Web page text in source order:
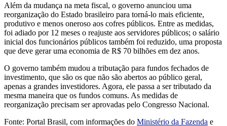
Além da mudança na meta fiscal, o governo anunciou uma
reorganização do Estado brasileiro para torná-lo mais eficiente,
produtivo e menos oneroso aos cofres públicos. Entre as medidas,
foi adiado por 12 meses o reajuste aos servidores públicos; o salário
inicial dos funcionários públicos também foi reduzido, uma proposta
que deve gerar uma economia de R$ 70 bilhões em dez anos.
O governo também mudou a tributação para fundos fechados de
investimento, que são os que não são abertos ao público geral,
apenas a grandes investidores. Agora, ele passa a ser tributado da
mesma maneira que os fundos comuns. As medidas de
reorganização precisam ser aprovadas pelo Congresso Nacional.
Fonte: Portal Brasil, com informações do Ministério da Fazenda e